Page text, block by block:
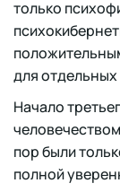
только
для
Начало
пор были
полной